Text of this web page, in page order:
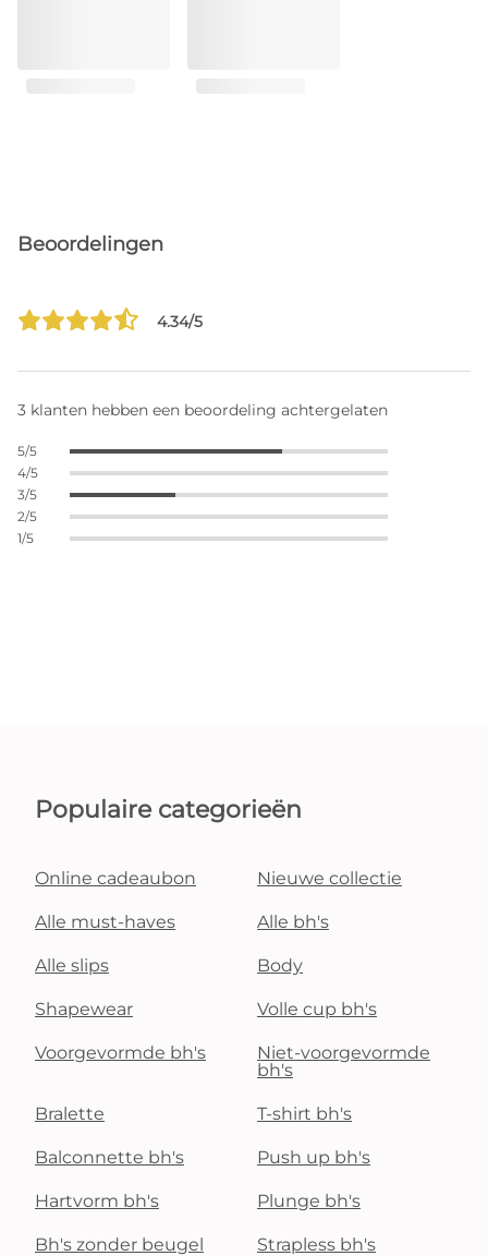
Beoordelingen
4.34/5
3 klanten hebben een beoordeling achtergelaten
5/5
4/5
3/5
2/5
1/5
Populaire categorieën
Online cadeaubon Nieuwe collectie
Alle must-haves Alle bh's
Alle slips Body
Shapewear Volle cup bh's
Voorgevormde bh's
Niet-voorgevormde
bh's
Bralette T-shirt bh's
Balconnette bh's Push up bh's
Hartvorm bh's Plunge bh's
Bh's zonder beugel Strapless bh's